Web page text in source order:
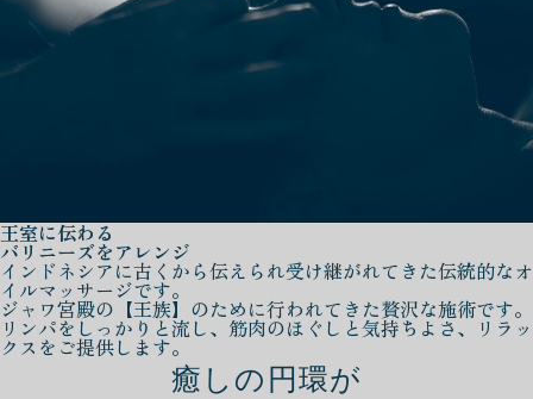
王室に伝わる
バリニーズをアレンジ
インドネシアに古くから伝えられ受け継がれてきた伝統的なオ
イルマッサージです。
ジャワ宮殿の【王族】のために行われてきた贅沢な施術です。
リンパをしっかりと流し、筋肉のほぐしと気持ちよさ、リラッ
クスをご提供します。
癒しの円環が